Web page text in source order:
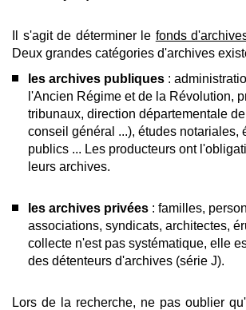
Il s'agit de déterminer le fonds
Deux grandes catégories d'archives
les archives publiques :
l'Ancien Régime et de la Révolution,
tribunaux, direction départementale
conseil général ...), études notariales,
publics ... Les producteurs ont
leurs archives.
les archives privées : familles,
associations, syndicats, architectes,
collecte n'est pas systématique, elle
des détenteurs d'archives (série J).
Lors de la recherche, ne pas oublier